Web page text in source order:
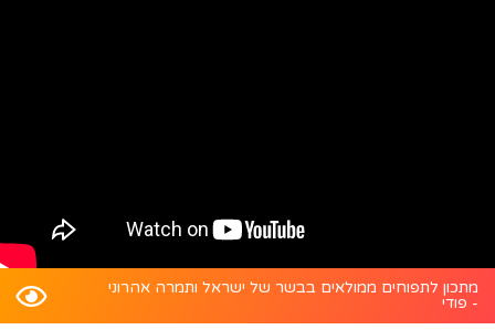
מתכון לתפוחים ממולאים בבשר של ישראל ותמרה אהרוני
- פודי